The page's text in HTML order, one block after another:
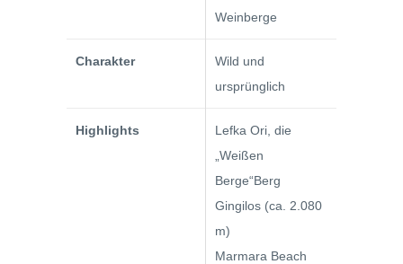
Weinberge
Charakter
Wild und
ursprünglich
Highlights
Lefka Ori, die
„Weißen
Berge“Berg
Gingilos (ca. 2.080
m)
Marmara Beach